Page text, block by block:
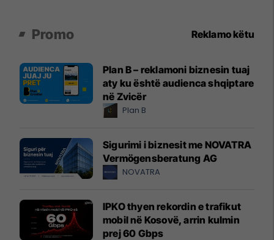
Promo Reklamo këtu
Plan B – reklamoni biznesin tuaj
aty ku është audienca shqiptare
në Zvicër
Plan B
Sigurimi i biznesit me NOVATRA
Vermögensberatung AG
NOVATRA
IPKO thyen rekordin e trafikut
mobil në Kosovë, arrin kulmin
prej 60 Gbps